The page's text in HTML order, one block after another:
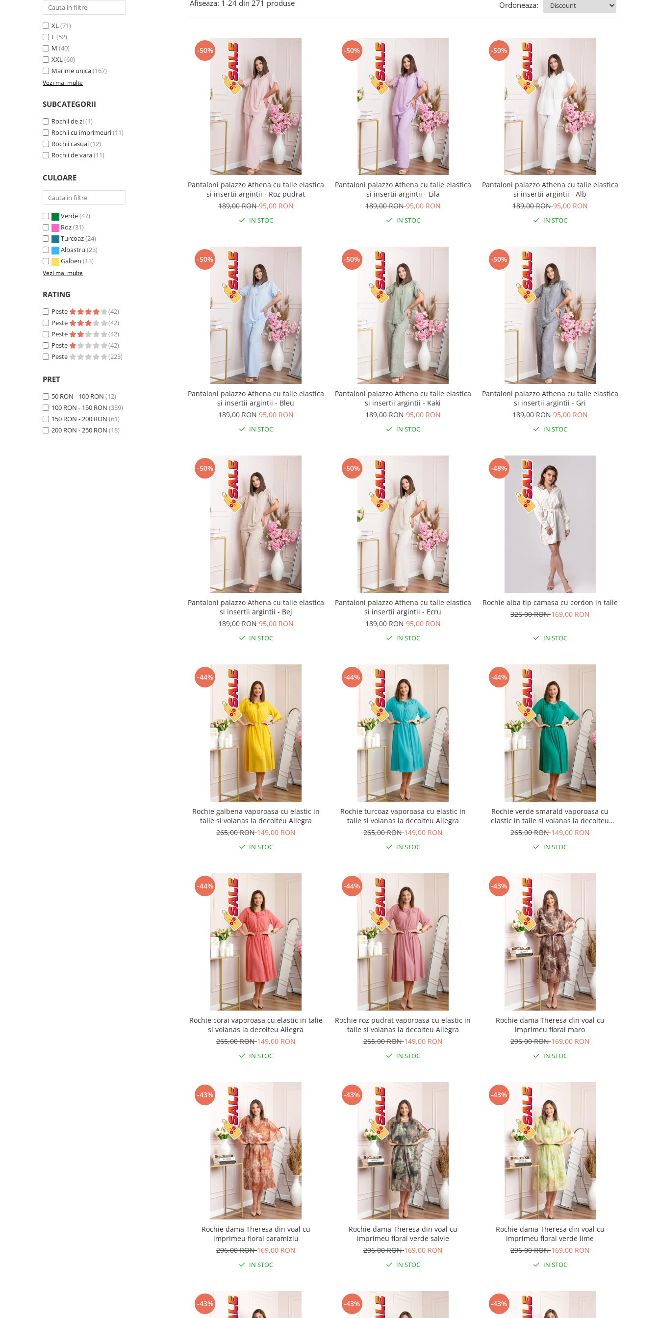
XL(71)
L(52)
M (40)
XXL(60)
Marime unica(167)
Vezi mai multe
SUBCATEGORII
Rochii de zi(1)
Rochii cu imprimeuri(11)
Rochii casual(12)
Rochii de vara(11)
CULOARE
Verde(47)
Roz(31)
Turcoaz(24)
Albastru (23)
Galben (13)
Vezi mai multe
RATING
Peste
(42)
Peste
(42)
Peste
(42)
Peste
(42)
Peste
(223)
PRET
50 RON - 100 RON (12)
100 RON - 150 RON (339)
150 RON - 200 RON (61)
200 RON - 250 RON (18)
Afiseaza: 1-24 din 271 produse Ordoneaza:
-50%
Pantaloni palazzo Athena cu talie elastica
si insertii argintii - Roz pudrat
189,00 RON95,00 RON
IN STOC
-50%
Pantaloni palazzo Athena cu talie elastica
si insertii argintii - Lila
189,00 RON95,00 RON
IN STOC
-50%
Pantaloni palazzo Athena cu talie elastica
si insertii argintii - Alb
189,00 RON95,00 RON
IN STOC
-50%
Pantaloni palazzo Athena cu talie elastica
si insertii argintii - Bleu
189,00 RON95,00 RON
IN STOC
-50%
Pantaloni palazzo Athena cu talie elastica
si insertii argintii - Kaki
189,00 RON95,00 RON
IN STOC
-50%
Pantaloni palazzo Athena cu talie elastica
si insertii argintii - Gri
189,00 RON95,00 RON
IN STOC
-50%
Pantaloni palazzo Athena cu talie elastica
si insertii argintii - Bej
189,00 RON95,00 RON
IN STOC
-50%
Pantaloni palazzo Athena cu talie elastica
si insertii argintii - Ecru
189,00 RON95,00 RON
IN STOC
-48%
Rochie alba tip camasa cu cordon in talie
326,00 RON169,00 RON
IN STOC
-44%
Rochie galbena vaporoasa cu elastic in
talie si volanas la decolteu Allegra
265,00 RON149,00 RON
IN STOC
-44%
Rochie turcoaz vaporoasa cu elastic in
talie si volanas la decolteu Allegra
265,00 RON149,00 RON
IN STOC
-44%
Rochie verde smarald vaporoasa cu
elastic in talie si volanas la decolteu
Allegra
265,00 RON149,00 RON
IN STOC
-44%
Rochie corai vaporoasa cu elastic in talie
si volanas la decolteu Allegra
265,00 RON149,00 RON
IN STOC
-44%
Rochie roz pudrat vaporoasa cu elastic in
talie si volanas la decolteu Allegra
265,00 RON149,00 RON
IN STOC
-43%
Rochie dama Theresa din voal cu
imprimeu floral maro
296,00 RON169,00 RON
IN STOC
-43%
Rochie dama Theresa din voal cu
imprimeu floral caramiziu
296,00 RON169,00 RON
IN STOC
-43%
Rochie dama Theresa din voal cu
imprimeu floral verde salvie
296,00 RON169,00 RON
IN STOC
-43%
Rochie dama Theresa din voal cu
imprimeu floral verde lime
296,00 RON169,00 RON
IN STOC
-43% -43% -43%